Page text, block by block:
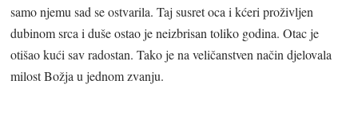
samo njemu sad se ostvarila. Taj susret oca i kćeri proživljen
dubinom srca i duše ostao je neizbrisan toliko godina. Otac je
otišao kući sav radostan. Tako je na veličanstven način djelovala
milost Božja u jednom zvanju.